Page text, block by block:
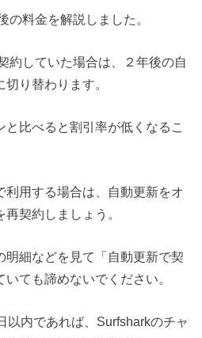
の料金を解説しました。
約していた場合は、２年後の自
り替わります。
と比べると割引率が低くなるこ
利用する場合は、自動更新をオ
契約しましょう。
明細などを見て「自動更新で契
ても諦めないでください。
以内であれば、Surfsharkのチャ